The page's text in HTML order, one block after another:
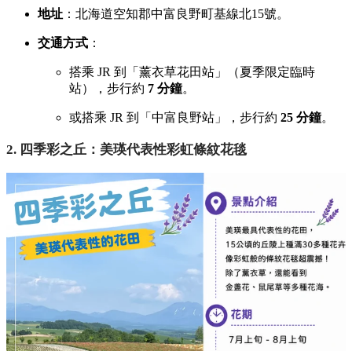
地址 ：北海道空知郡中富良野町基線北15號。
交通方式 ：
搭乘 JR 到「薰衣草花田站」（夏季限定臨時
站）， 步行約 7 分鐘。
或搭乘 JR 到「中富良野站」， 步行約 25 分鐘。
2. 四季彩之丘：美瑛代表性彩虹條紋花毯